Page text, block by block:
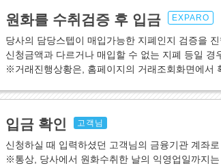
원화를 수취검증 후 입금 EXPARO
당사의 담당스텝이 매입가능한 지폐인지 검증을 진
신청금액과 다르거나 매입할 수 없는 지폐 등일
※거래진행상황은, 홈페이지의 거래조회화면에서
입금 확인 고객님
신청하실 때 입력하셨던 고객님의 금융기관 계좌
※통상, 당사에서 원화수취한 날의 익영업일까지는